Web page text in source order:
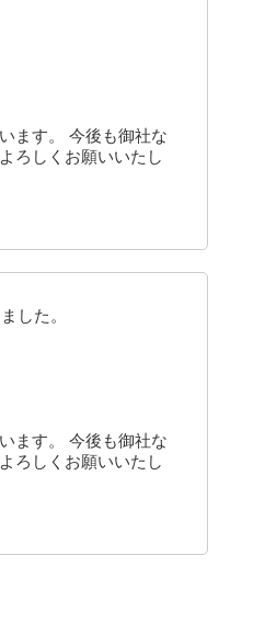
ます。 今後も御社な
ろしくお願いいたし
した。
ます。 今後も御社な
ろしくお願いいたし